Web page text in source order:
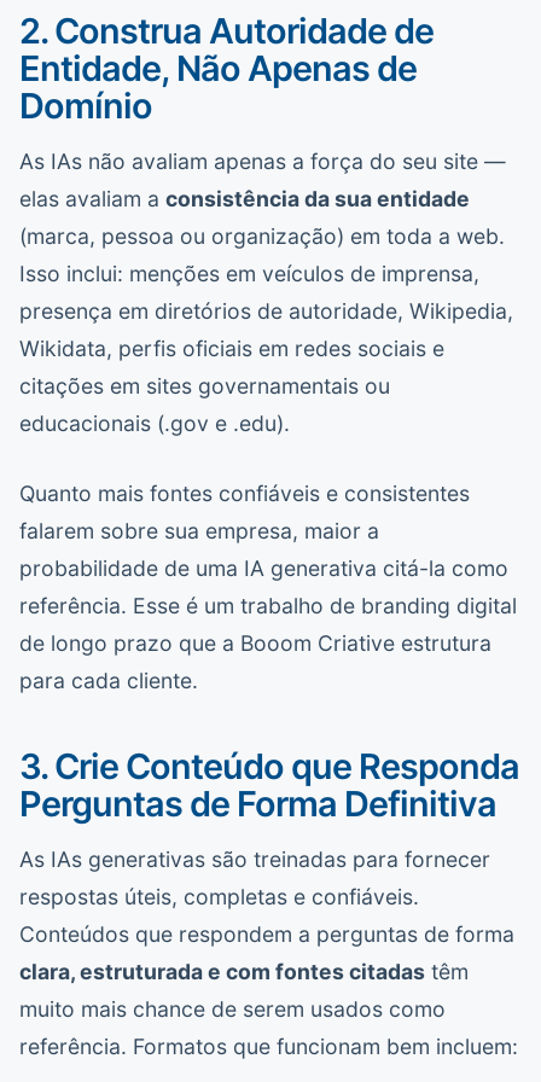
2. Construa Autoridade de
Entidade, Não Apenas de
Domínio
As IAs não avaliam apenas a força do seu site —
elas avaliam a consistência da sua entidade
(marca, pessoa ou organização) em toda a web.
Isso inclui: menções em veículos de imprensa,
presença em diretórios de autoridade, Wikipedia,
Wikidata, perfis oficiais em redes sociais e
citações em sites governamentais ou
educacionais (.gov e .edu).
Quanto mais fontes confiáveis e consistentes
falarem sobre sua empresa, maior a
probabilidade de uma IA generativa citá-la como
referência. Esse é um trabalho de branding digital
de longo prazo que a Booom Criative estrutura
para cada cliente.
3. Crie Conteúdo que Responda
Perguntas de Forma Definitiva
As IAs generativas são treinadas para fornecer
respostas úteis, completas e confiáveis.
Conteúdos que respondem a perguntas de forma
clara, estruturada e com fontes citadas têm
muito mais chance de serem usados como
referência. Formatos que funcionam bem incluem: